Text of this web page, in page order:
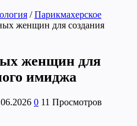
/ Парикмахерское
женщин для создания
женщин для
имиджа
0 11 Просмотров